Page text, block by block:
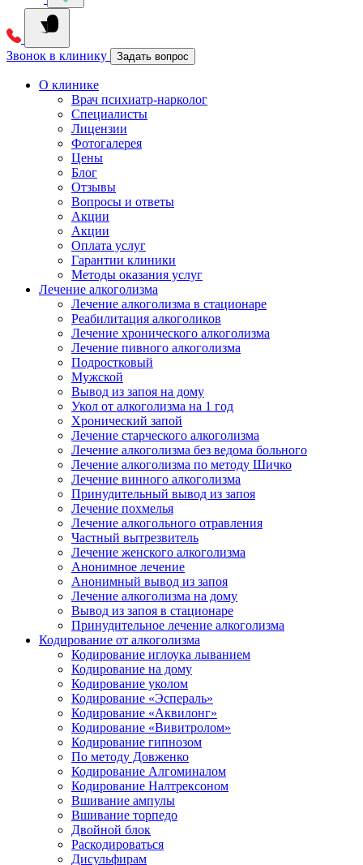
Звонок в клинику Задать вопрос
О клинике
Врач психиатр-нарколог
Специалисты
Лицензии
Фотогалерея
Цены
Блог
Отзывы
Вопросы и ответы
Акции
Акции
Оплата услуг
Гарантии клиники
Методы оказания услуг
Лечение алкоголизма
Лечение алкоголизма в стационаре
Реабилитация алкоголиков
Лечение хронического алкоголизма
Лечение пивного алкоголизма
Подростковый
Мужской
Вывод из запоя на дому
Укол от алкоголизма на 1 год
Хронический запой
Лечение старческого алкоголизма
Лечение алкоголизма без ведома больного
Лечение алкоголизма по методу Шичко
Лечение винного алкоголизма
Принудительный вывод из запоя
Лечение похмелья
Лечение алкогольного отравления
Частный вытрезвитель
Лечение женского алкоголизма
Анонимное лечение
Анонимный вывод из запоя
Лечение алкоголизма на дому
Вывод из запоя в стационаре
Принудительное лечение алкоголизма
Кодирование от алкоголизма
Кодирование иглоука лыванием
Кодирование на дому
Кодирование уколом
Кодирование «Эспераль»
Кодирование «Аквилонг»
Кодирование «Вивитролом»
Кодирование гипнозом
По методу Довженко
Кодирование Алгоминалом
Кодирование Налтрексоном
Вшивание ампулы
Вшивание торпедо
Двойной блок
Раскодироваться
Дисульфирам